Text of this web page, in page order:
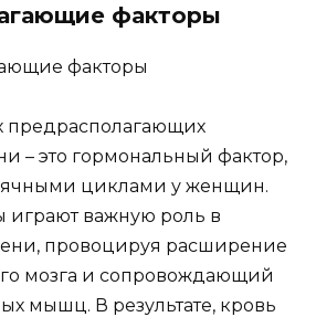
факторы
предрасполагающих
– это гормональный фактор,
циклами у женщин.
важную роль в
провоцируя расширение
мозга и сопровождающий
мышц. В результате, кровь